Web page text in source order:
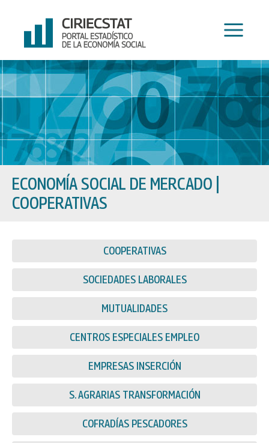
contenido
ECONOMÍA SOCIAL DE MERCADO
COOPERATIVAS
COOPERATIVAS
SOCIEDADES LABORALES
MUTUALIDADES
CENTROS ESPECIALES EMPLEO
EMPRESAS INSERCIÓN
S. AGRARIAS TRANSFORMACIÓN
COFRADÍAS PESCADORES